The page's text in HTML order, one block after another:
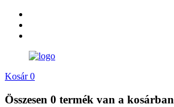
Kosár 0
Összesen 0 termék van a kosárban